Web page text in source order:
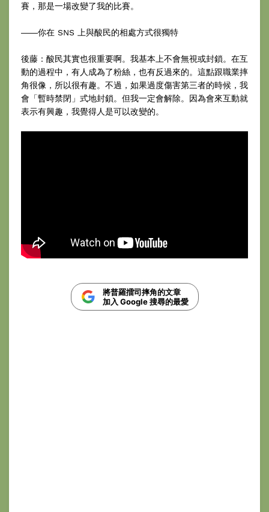
賽，那是一場改變了我的比賽。
――你在 SNS 上與酸民的相處方式很獨特
後藤：酸民其實也很重要啊。我基本上不會無視或封鎖。在互
動的過程中，有人成為了粉絲，也有反過來的。這點跟職業摔
角很像，所以很有趣。不過，如果過度傷害第三者的時候，我
會「暫時禁閉」式地封鎖。但我一定會解除。因為會來互動就
表示有興趣，我覺得人是可以改變的。
將普羅擂司摔角的文章
加入 Google 搜尋的最愛